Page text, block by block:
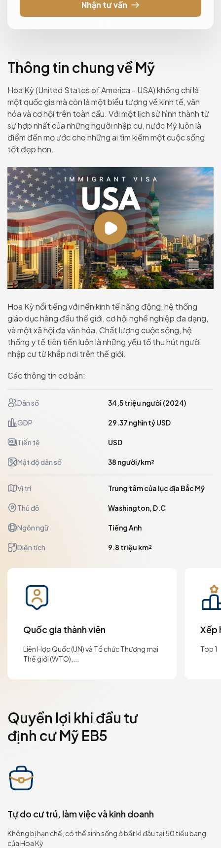
Thông tin chung về Mỹ
Hoa Kỳ (United States of America - USA) không chỉ là
một quốc gia mà còn là một biểu tượng về kinh tế, văn
hóa và cơ hội trên toàn cầu. Với một lịch sử hình thành từ
sự hợp nhất của những người nhập cư, nước Mỹ luôn là
điểm đến mơ ước cho những ai tìm kiếm một cuộc sống
tốt đẹp hơn.
Hoa Kỳ nổi tiếng với nền kinh tế năng động, hệ thống
giáo dục hàng đầu thế giới, cơ hội nghề nghiệp đa dạng,
và một xã hội đa văn hóa. Chất lượng cuộc sống, hệ
thống y tế tiên tiến luôn là những yếu tố thu hút người
nhập cư từ khắp nơi trên thế giới.
Các thông tin cơ bản:
Dân số 34,5 triệu người (2024)
GDP 29.37 nghìn tỷ USD
Tiền tệ USD
Mật độ dân số 38 người/km²
Vị trí Trung tâm của lục địa Bắc Mỹ
Thủ đô Washington, D.C
Ngôn ngữ Tiếng Anh
Diện tích 9.8 triệu km²
Quốc gia thành viên
Liên Hợp Quốc (UN) và Tổ chức Thương mại
Thế giới (WTO),...
Xếp
Top 1
Quyền lợi khi đầu tư
định cư Mỹ EB5
Tự do cư trú, làm việc và kinh doanh
Không bị hạn chế, có thể sinh sống ở bất kì đâu tại 50 tiểu bang
của Hoa Kỳ